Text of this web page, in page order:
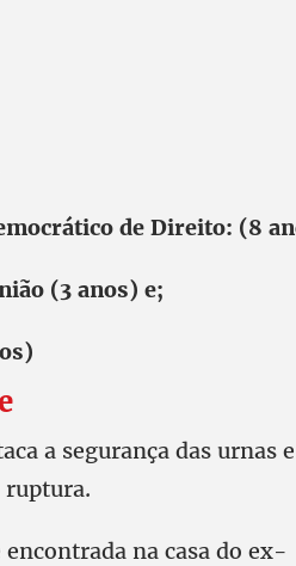
de Direito: (8
(3 anos) e;
a segurança das urnas
ruptura.
na casa do ex-